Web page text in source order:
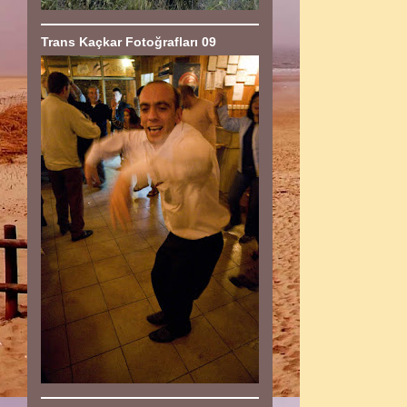
Trans Kaçkar Fotoğrafları 09